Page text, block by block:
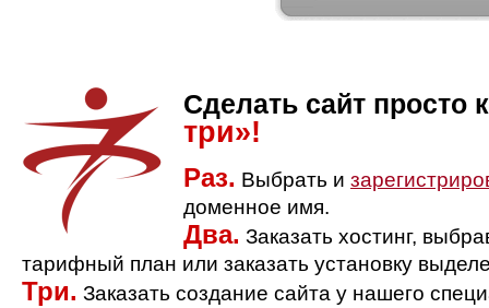
Сделать сайт просто
три»!
Раз. Выбрать и
доменное имя.
Два. Заказать хостинг,
тарифный план или заказать установку
Три. Заказать создание сайта у нашего